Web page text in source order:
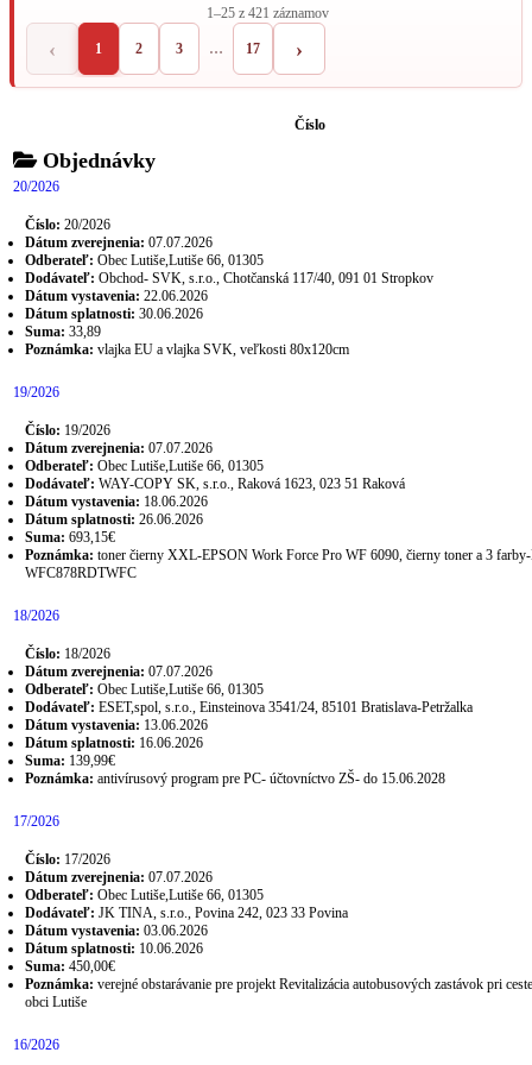
1–25 z 421 záznamov
‹ 1 2 3 … 17 ›
Číslo
Objednávky
20/2026
Číslo: 20/2026
Dátum zverejnenia: 07.07.2026
Odberateľ: Obec Lutiše,Lutiše 66, 01305
Dodávateľ: Obchod- SVK, s.r.o., Chotčanská 117/40, 091 01 Stropkov
Dátum vystavenia: 22.06.2026
Dátum splatnosti: 30.06.2026
Suma: 33,89
Poznámka: vlajka EU a vlajka SVK, veľkosti 80x120cm
19/2026
Číslo: 19/2026
Dátum zverejnenia: 07.07.2026
Odberateľ: Obec Lutiše,Lutiše 66, 01305
Dodávateľ: WAY-COPY SK, s.r.o., Raková 1623, 023 51 Raková
Dátum vystavenia: 18.06.2026
Dátum splatnosti: 26.06.2026
Suma: 693,15€
Poznámka: toner čierny XXL-EPSON Work Force Pro WF 6090, čierny toner a 3
WFC878RDTWFC
18/2026
Číslo: 18/2026
Dátum zverejnenia: 07.07.2026
Odberateľ: Obec Lutiše,Lutiše 66, 01305
Dodávateľ: ESET,spol, s.r.o., Einsteinova 3541/24, 85101 Bratislava-Petržalka
Dátum vystavenia: 13.06.2026
Dátum splatnosti: 16.06.2026
Suma: 139,99€
Poznámka: antivírusový program pre PC- účtovníctvo ZŠ- do 15.06.2028
17/2026
Číslo: 17/2026
Dátum zverejnenia: 07.07.2026
Odberateľ: Obec Lutiše,Lutiše 66, 01305
Dodávateľ: JK TINA, s.r.o., Povina 242, 023 33 Povina
Dátum vystavenia: 03.06.2026
Dátum splatnosti: 10.06.2026
Suma: 450,00€
Poznámka: verejné obstarávanie pre projekt Revitalizácia autobusových zastávok pri
obci Lutiše
16/2026